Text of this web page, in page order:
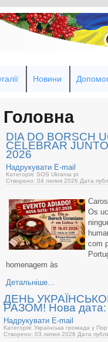
Новини
Головна
DIA DO BORSCH
CELEBRAR
2026
Надрукувати E-mail
Категорія: SOS Ukrania pt
Створено: 04 липня 2026 Дата
Os
com
homenagem às
Детальніше...
ДЕНЬ
РАЗОМ! Нова дата:
Надрукувати E-mail
Категорія: Українська громада у
Створено: 03 липня 2026 Дата